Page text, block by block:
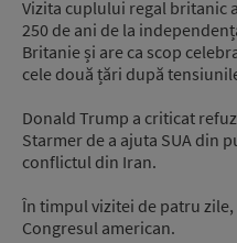
Vizita cuplului regal britanic
250 de ani de la
Britanie și are ca scop
cele două țări după
Donald Trump a criticat
Starmer de a ajuta SUA din
conflictul din Iran.
În timpul vizitei de patru
Congresul american.